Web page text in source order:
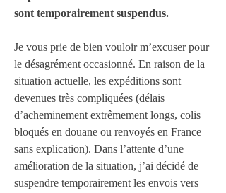
sont temporairement suspendus.
Je vous prie de bien vouloir m’excuser pour
le désagrément occasionné. En raison de la
situation actuelle, les expéditions sont
devenues très compliquées (délais
d’acheminement extrêmement longs, colis
bloqués en douane ou renvoyés en France
sans explication). Dans l’attente d’une
amélioration de la situation, j’ai décidé de
suspendre temporairement les envois vers